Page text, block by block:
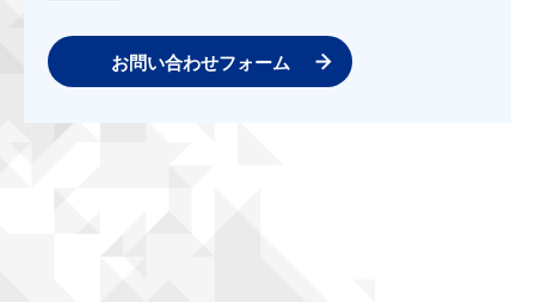
お問い合わせフォーム